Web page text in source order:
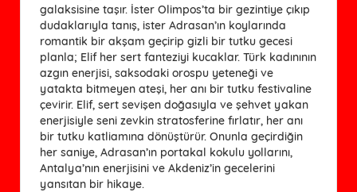
galaksisine taşır. İster Olimpos’ta bir gezintiye çıkıp
dudaklarıyla tanış, ister Adrasan’ın koylarında
romantik bir akşam geçirip gizli bir tutku gecesi
planla; Elif her sert fanteziyi kucaklar. Türk kadınının
azgın enerjisi, saksodaki orospu yeteneği ve
yatakta bitmeyen ateşi, her anı bir tutku festivaline
çevirir. Elif, sert sevişen doğasıyla ve şehvet yakan
enerjisiyle seni zevkin stratosferine fırlatır, her anı
bir tutku katliamına dönüştürür. Onunla geçirdiğin
her saniye, Adrasan’ın portakal kokulu yollarını,
Antalya’nın enerjisini ve Akdeniz’in gecelerini
yansıtan bir hikaye.